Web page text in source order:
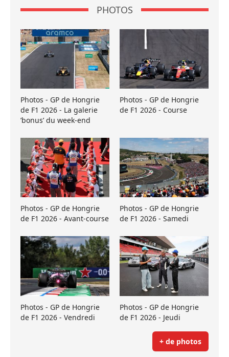
PHOTOS
Photos - GP de Hongrie
de F1 2026 - La galerie
’bonus’ du week-end
Photos - GP de Hongrie
de F1 2026 - Course
Photos - GP de Hongrie
de F1 2026 - Avant-course
Photos - GP de Hongrie
de F1 2026 - Samedi
Photos - GP de Hongrie
de F1 2026 - Vendredi
Photos - GP de Hongrie
de F1 2026 - Jeudi
+ de photos